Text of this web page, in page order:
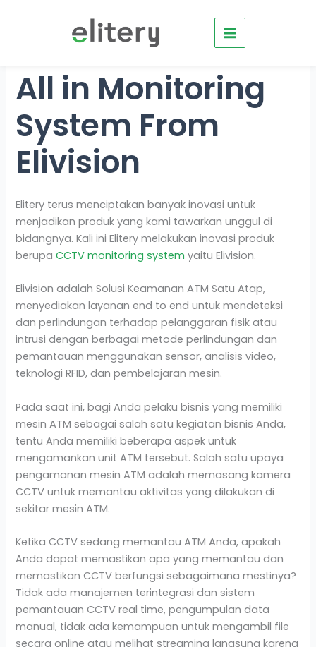
All in Monitoring
System From
Elivision
Elitery terus menciptakan banyak inovasi untuk
menjadikan produk yang kami tawarkan unggul di
bidangnya. Kali ini Elitery melakukan inovasi produk
berupaCCTV monitoring system yaitu Elivision.
Elivision adalah Solusi Keamanan ATM Satu Atap,
menyediakan layanan end to end untuk mendeteksi
dan perlindungan terhadap pelanggaran fisik atau
intrusi dengan berbagai metode perlindungan dan
pemantauan menggunakan sensor, analisis video,
teknologi RFID, dan pembelajaran mesin.
Pada saat ini, bagi Anda pelaku bisnis yang memiliki
mesin ATM sebagai salah satu kegiatan bisnis Anda,
tentu Anda memiliki beberapa aspek untuk
mengamankan unit ATM tersebut. Salah satu upaya
pengamanan mesin ATM adalah memasang kamera
CCTV untuk memantau aktivitas yang dilakukan di
sekitar mesin ATM.
Ketika CCTV sedang memantau ATM Anda, apakah
Anda dapat memastikan apa yang memantau dan
memastikan CCTV berfungsi sebagaimana mestinya?
Tidak ada manajemen terintegrasi dan sistem
pemantauan CCTV real time, pengumpulan data
manual, tidak ada kemampuan untuk mengambil file
secara online atau melihat streaming langsung karena